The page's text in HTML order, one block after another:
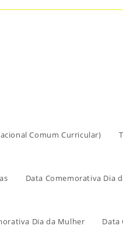
Comum Curricular)
Data Comemorativa Dia
Dia da Mulher Data